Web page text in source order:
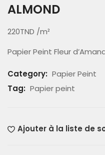
ALMOND
220TND /m²
Papier Peint Fleur
Category: Papier Peint
Tag: Papier peint
Ajouter à la liste de